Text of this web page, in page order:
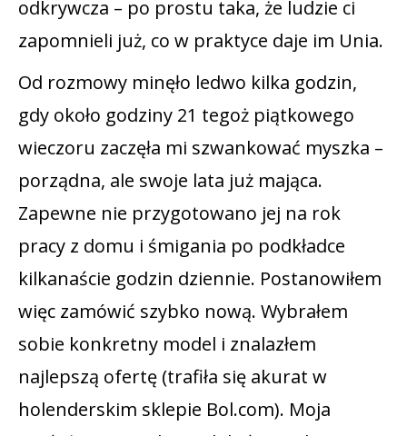
odkrywcza – po prostu taka, że ludzie ci
zapomnieli już, co w praktyce daje im Unia.
Od rozmowy minęło ledwo kilka godzin,
gdy około godziny 21 tegoż piątkowego
wieczoru zaczęła mi szwankować myszka –
porządna, ale swoje lata już mająca.
Zapewne nie przygotowano jej na rok
pracy z domu i śmigania po podkładce
kilkanaście godzin dziennie. Postanowiłem
więc zamówić szybko nową. Wybrałem
sobie konkretny model i znalazłem
najlepszą ofertę (trafiła się akurat w
holenderskim sklepie Bol.com). Moja